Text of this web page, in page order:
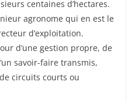
centaines d’hectares.
agronome qui en est le
d’exploitation.
d’une gestion propre, de
savoir-faire transmis,
circuits courts ou